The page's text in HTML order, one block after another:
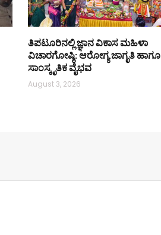
ತಿಪಟೂರಿನಲ್ಲಿ ಜ್ಞಾನ ವಿಕಾಸ ಮಹಿಳಾ
ವಿಚಾರಗೋಷ್ಠಿ: ಆರೋಗ್ಯ ಜಾಗೃತಿ ಹಾಗೂ
ಸಾಂಸ್ಕೃತಿಕ ವೈಭವ
August 3, 2026